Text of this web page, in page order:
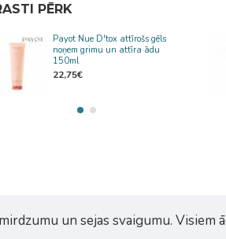
PĒRK
Payot Nue D'tox attīrošs gēls
noņem grimu un attīra ādu
150ml
22,75€
un sejas svaigumu. Visiem